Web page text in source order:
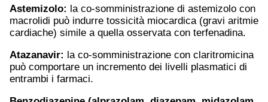
Astemizolo: la co-somministrazione di astemizolo con
macrolidi può indurre tossicità miocardica (gravi aritmie
cardiache) simile a quella osservata con terfenadina.
Atazanavir: la co-somministrazione con claritromicina
può comportare un incremento dei livelli plasmatici di
entrambi i farmaci.